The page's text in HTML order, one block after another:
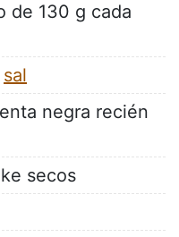
de 130 g cada
sal
negra recién
secos